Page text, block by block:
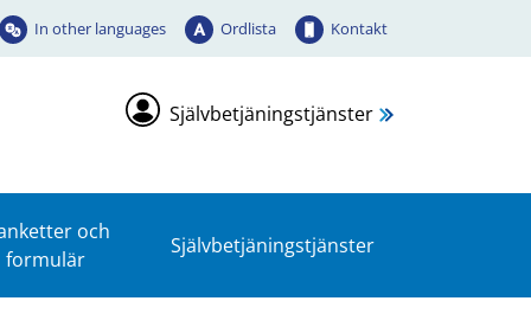
In other languages Ordlista Kontakt
Självbetjäningstjänster
och
formulär
Självbetjäningstjänster